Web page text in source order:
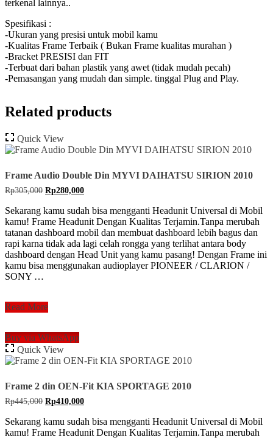
terkenal lainnya..
Spesifikasi :
-Ukuran yang presisi untuk mobil kamu
-Kualitas Frame Terbaik ( Bukan Frame kualitas murahan )
-Bracket PRESISI dan FIT
-Terbuat dari bahan plastik yang awet (tidak mudah pecah)
-Pemasangan yang mudah dan simple. tinggal Plug and Play.
Related products
Quick View
Frame Audio Double Din MYVI DAIHATSU SIRION 2010
Rp305,000 Original
was:
Rp305,000.
Rp280,000Current
is:
Rp280,000.
Sekarang kamu sudah bisa mengganti Headunit Universal di Mobil
kamu! Frame Headunit Dengan Kualitas Terjamin.Tanpa merubah
tatanan dashboard mobil dan membuat dashboard lebih bagus dan
rapi karna tidak ada lagi celah rongga yang terlihat antara body
dashboard dengan Head Unit yang kamu pasang! Dengan Frame ini
kamu bisa menggunakan audioplayer PIONEER / CLARION /
SONY …
Frame
Din
MYVI
DAIHATSU
2010
Read More
Buy via WhatsApp
Quick View
Frame 2 din OEN-Fit KIA SPORTAGE 2010
Rp445,000 Original
was:
Rp445,000.
Rp410,000Current
is:
Rp410,000.
Sekarang kamu sudah bisa mengganti Headunit Universal di Mobil
kamu! Frame Headunit Dengan Kualitas Terjamin.Tanpa merubah